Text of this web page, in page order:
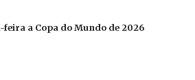
feira a Copa do Mundo de 2026